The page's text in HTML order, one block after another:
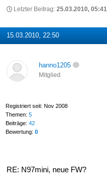
Letzter Beitrag:25.03.2010, 05:41
15.03.2010, 22:50
hanno1205
Mitglied
Registriert seit: Nov 2008
Themen: 5
Beiträge: 42
Bewertung: 0
RE: N97mini, neue FW?